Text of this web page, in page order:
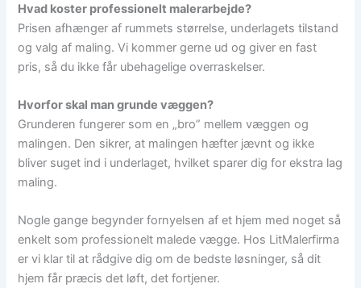
Hvad koster professionelt malerarbejde?
Prisen afhænger af rummets størrelse, underlagets tilstand
og valg af maling. Vi kommer gerne ud og giver en fast
pris, så du ikke får ubehagelige overraskelser.
Hvorfor skal man grunde væggen?
Grunderen fungerer som en „bro” mellem væggen og
malingen. Den sikrer, at malingen hæfter jævnt og ikke
bliver suget ind i underlaget, hvilket sparer dig for ekstra lag
maling.
Nogle gange begynder fornyelsen af et hjem med noget så
enkelt som professionelt malede vægge. Hos LitMalerfirma
er vi klar til at rådgive dig om de bedste løsninger, så dit
hjem får præcis det løft, det fortjener.